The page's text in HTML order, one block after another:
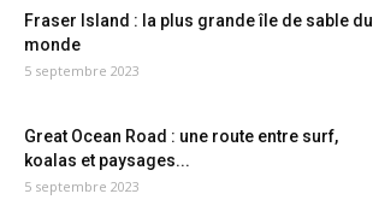
Fraser Island : la plus grande île de sable du
monde
5 septembre 2023
Great Ocean Road : une route entre surf,
koalas et paysages...
5 septembre 2023